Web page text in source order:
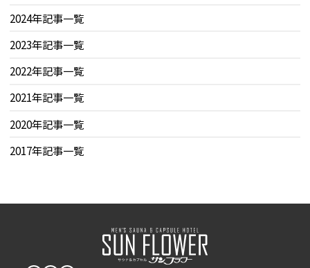
2024年記事一覧
2023年記事一覧
2022年記事一覧
2021年記事一覧
2020年記事一覧
2017年記事一覧